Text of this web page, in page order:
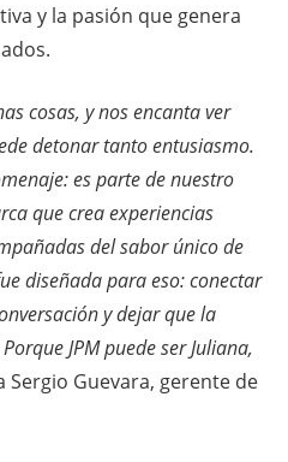
y la pasión que genera
cosas, y nos encanta ver
detonar tanto entusiasmo.
es parte de nuestro
que crea experiencias
del sabor único de
diseñada para eso: conectar
y dejar que la
JPM puede ser Juliana,
Sergio Guevara, gerente de